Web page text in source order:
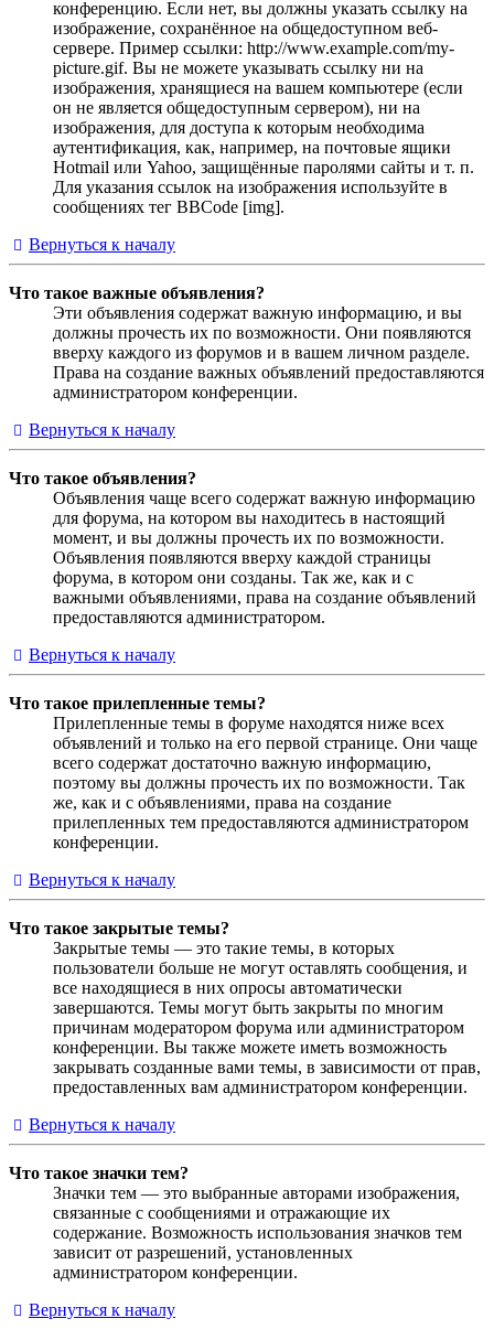
конференцию. Если нет, вы должны указать ссылку на
изображение, сохранённое на общедоступном веб-
сервере. Пример ссылки: http://www.example.com/my-
picture.gif. Вы не можете указывать ссылку ни на
изображения, хранящиеся на вашем компьютере (если
он не является общедоступным сервером), ни на
изображения, для доступа к которым необходима
аутентификация, как, например, на почтовые ящики
Hotmail или Yahoo, защищённые паролями сайты и т. п.
Для указания ссылок на изображения используйте в
сообщениях тег BBCode [img].
Вернуться к началу
Что такое важные объявления?
Эти объявления содержат важную информацию, и вы
должны прочесть их по возможности. Они появляются
вверху каждого из форумов и в вашем личном разделе.
Права на создание важных объявлений предоставляются
администратором конференции.
Вернуться к началу
Что такое объявления?
Объявления чаще всего содержат важную информацию
для форума, на котором вы находитесь в настоящий
момент, и вы должны прочесть их по возможности.
Объявления появляются вверху каждой страницы
форума, в котором они созданы. Так же, как и с
важными объявлениями, права на создание объявлений
предоставляются администратором.
Вернуться к началу
Что такое прилепленные темы?
Прилепленные темы в форуме находятся ниже всех
объявлений и только на его первой странице. Они чаще
всего содержат достаточно важную информацию,
поэтому вы должны прочесть их по возможности. Так
же, как и с объявлениями, права на создание
прилепленных тем предоставляются администратором
конференции.
Вернуться к началу
Что такое закрытые темы?
Закрытые темы — это такие темы, в которых
пользователи больше не могут оставлять сообщения, и
все находящиеся в них опросы автоматически
завершаются. Темы могут быть закрыты по многим
причинам модератором форума или администратором
конференции. Вы также можете иметь возможность
закрывать созданные вами темы, в зависимости от прав,
предоставленных вам администратором конференции.
Вернуться к началу
Что такое значки тем?
Значки тем — это выбранные авторами изображения,
связанные с сообщениями и отражающие их
содержание. Возможность использования значков тем
зависит от разрешений, установленных
администратором конференции.
Вернуться к началу